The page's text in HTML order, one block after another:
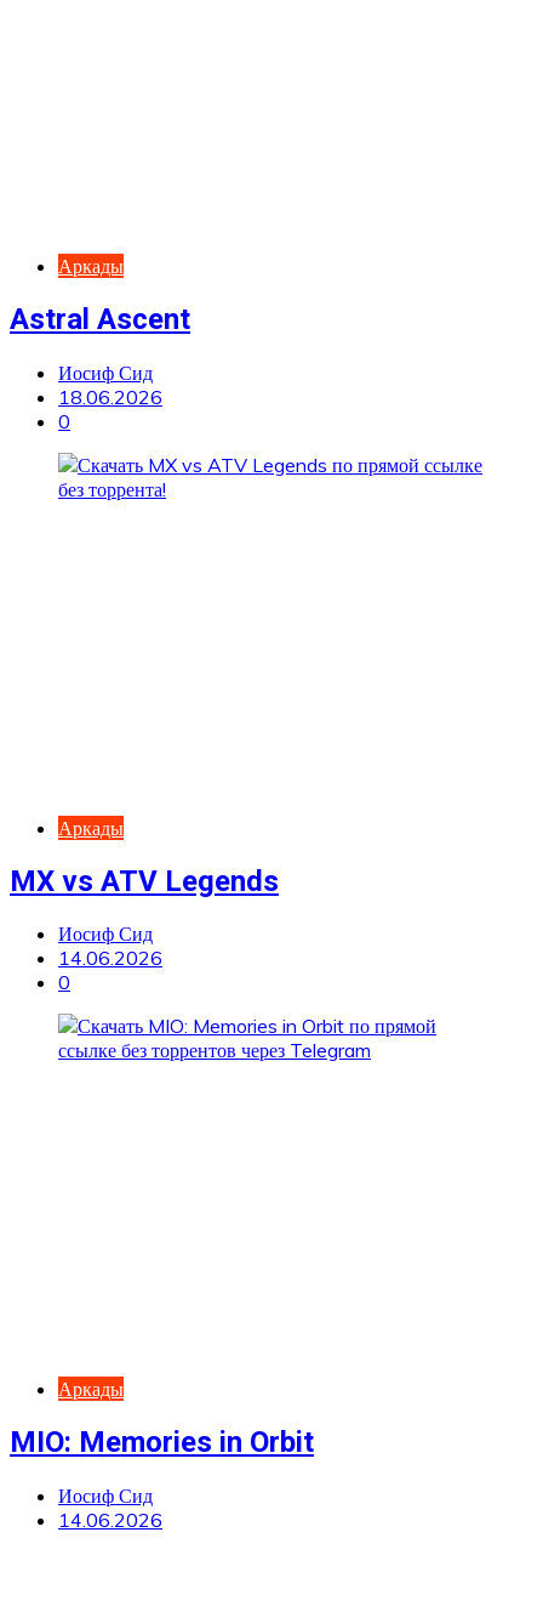
Аркады
Astral Ascent
Иосиф Сид
18.06.2026
0
Аркады
MX vs ATV Legends
Иосиф Сид
14.06.2026
0
Аркады
MIO: Memories in Orbit
Иосиф Сид
14.06.2026